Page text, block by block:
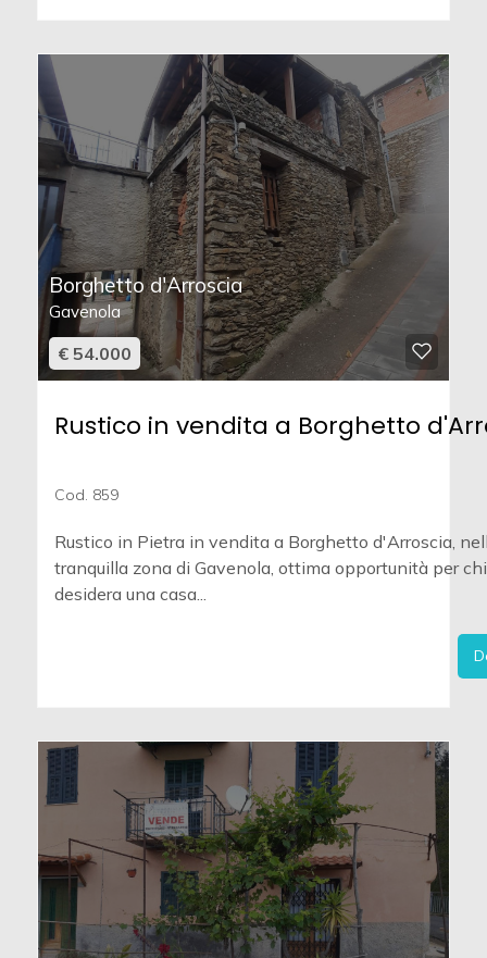
Borghetto d'Arroscia
Gavenola
€ 54.000
Rustico in vendita a Borghetto
Cod. 859
Rustico in Pietra in vendita a Borghetto d'Arroscia,
tranquilla zona di Gavenola, ottima opportunità per chi
desidera una casa...